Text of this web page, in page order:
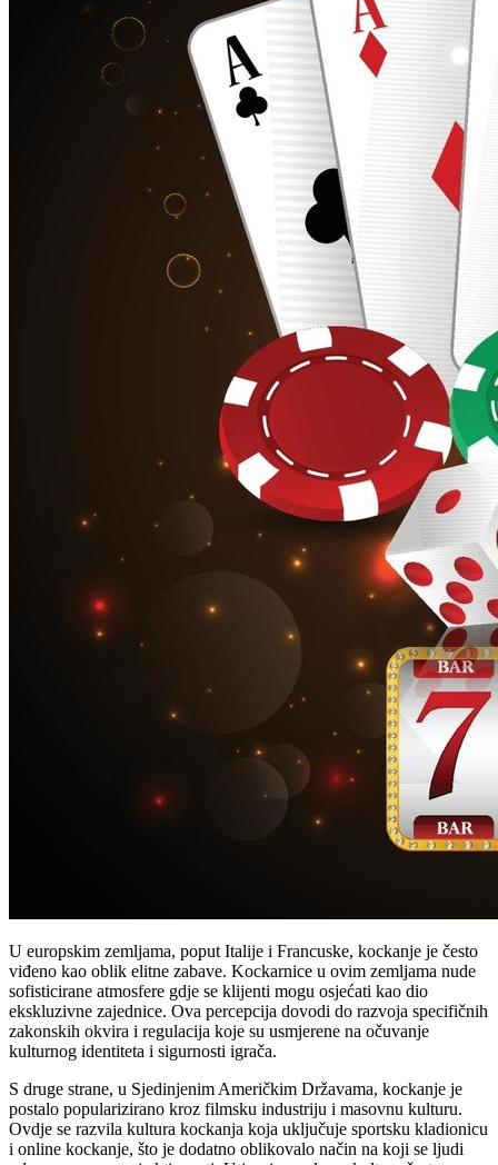
U europskim zemljama, poput Italije i Francuske, kockanje je često
viđeno kao oblik elitne zabave. Kockarnice u ovim zemljama nude
sofisticirane atmosfere gdje se klijenti mogu osjećati kao dio
ekskluzivne zajednice. Ova percepcija dovodi do razvoja specifičnih
zakonskih okvira i regulacija koje su usmjerene na očuvanje
kulturnog identiteta i sigurnosti igrača.
S druge strane, u Sjedinjenim Američkim Državama, kockanje je
postalo popularizirano kroz filmsku industriju i masovnu kulturu.
Ovdje se razvila kultura kockanja koja uključuje sportsku kladionicu
i online kockanje, što je dodatno oblikovalo način na koji se ljudi